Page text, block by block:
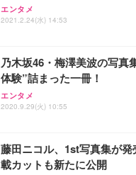
エンタメ
2021.2.24(水) 14:53
乃木坂46・梅澤美波の写真
体験”詰まった一冊！
エンタメ
2020.9.29(火) 10:55
藤田ニコル、1st写真集が
載カットも新たに公開